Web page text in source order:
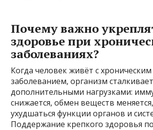
Почему важно
здоровье при
заболеваниях?
Когда человек живёт с хроническим
заболеванием, организм
дополнительными нагрузками:
снижается, обмен веществ
ухудшаться функции органов и
Поддержание крепкого здоровья